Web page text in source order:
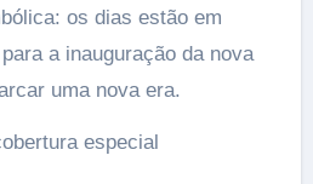
os dias estão em
a inauguração da nova
uma nova era.
especial